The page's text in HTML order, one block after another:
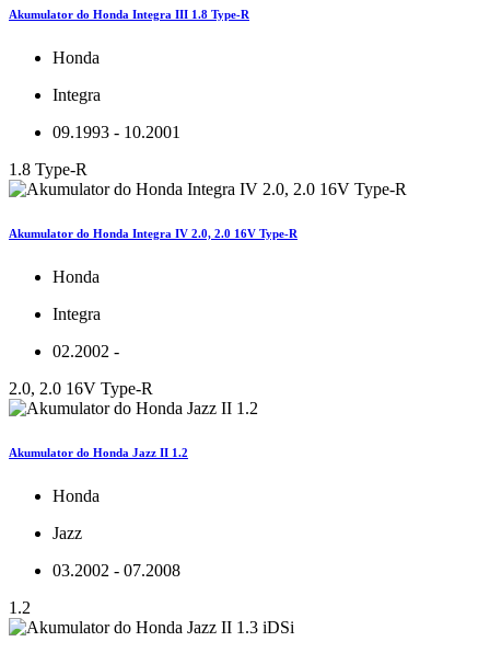
Akumulator do Honda Integra III 1.8 Type-R
Honda
Integra
09.1993 - 10.2001
1.8 Type-R
Akumulator do Honda Integra IV 2.0, 2.0 16V Type-R
Honda
Integra
02.2002 -
2.0, 2.0 16V Type-R
Akumulator do Honda Jazz II 1.2
Honda
Jazz
03.2002 - 07.2008
1.2